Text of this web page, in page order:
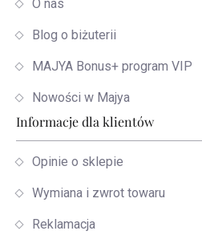
O nas
Blog o biżuterii
MAJYA Bonus+ program VIP
Nowości w Majya
Informacje dla klientów
Opinie o sklepie
Wymiana i zwrot towaru
Reklamacja